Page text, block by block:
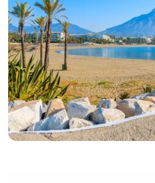
Continuar con Email